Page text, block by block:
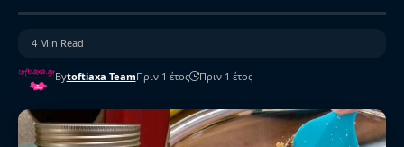
Bytoftiaxa TeamΠριν 1 έτος Πριν 1 έτος
4 Min Read